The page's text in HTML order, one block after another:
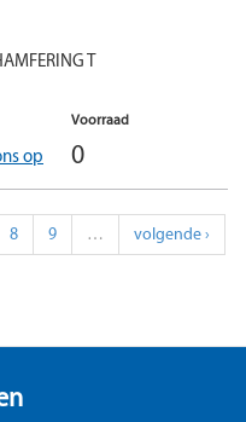
T
op
Voorraad
0
8 9 …
volgende ›